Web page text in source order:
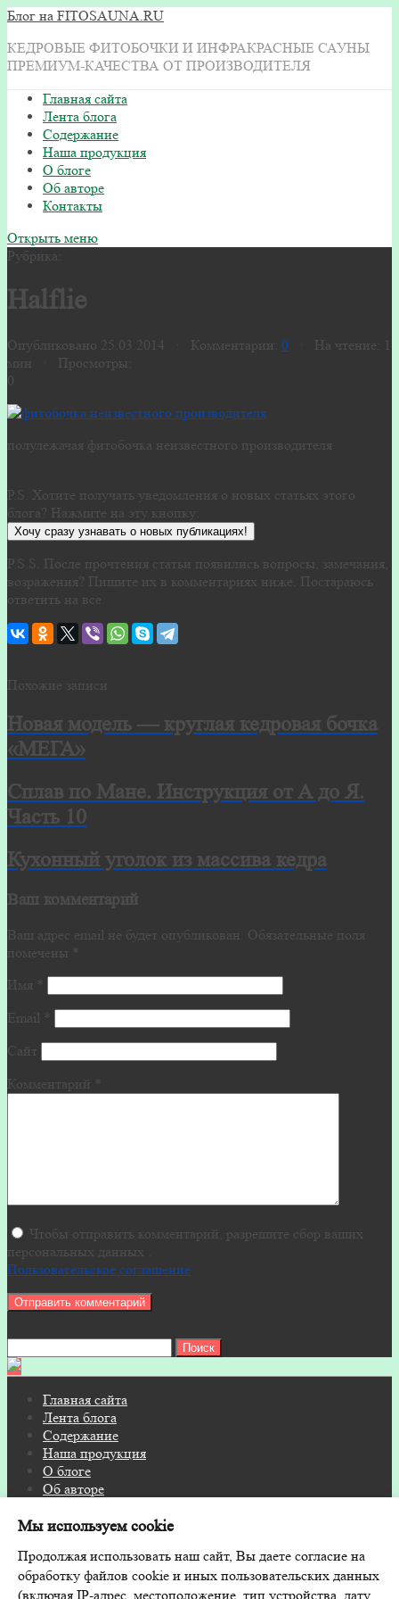
Блог на FITOSAUNA.RU
КЕДРОВЫЕ ФИТОБОЧКИ И ИНФРАКРАСНЫЕ САУНЫ
ПРЕМИУМ-КАЧЕСТВА ОТ ПРОИЗВОДИТЕЛЯ
Главная сайта
Лента блога
Содержание
Наша продукция
О блоге
Об авторе
Контакты
Открыть меню
Рубрика:
Halflie
Опубликовано 25.03.2014 · Комментарии: 0 · На чтение: 1
мин · Просмотры:
0
полулежачая фитобочка неизвестного производителя
P.S. Хотите получать уведомления о новых статьях этого
блога? Нажмите на эту кнопку:
Хочу сразу узнавать о новых публикациях!
P.S.S. После прочтения статьи появились вопросы, замечания,
возражения? Пишите их в комментариях ниже. Постараюсь
ответить на все.
Похожие записи
Новая модель — круглая кедровая бочка
«МЕГА»
Сплав по Мане. Инструкция от А до Я.
Часть 10
Кухонный уголок из массива кедра
Ваш комментарий
Ваш адрес email не будет опубликован. Обязательные поля
помечены
Имя
Email
Сайт
Комментарий
Чтобы отправить комментарий, разрешите сбор ваших
персональных данных .
Пользовательское соглашение
Главная сайта
Лента блога
Содержание
Наша продукция
О блоге
Об авторе
© 2026 Блог на FITOSAUNA.RU · Дизайн и поддержка:
GoodwinPress.ru
Мы используем cookie
Продолжая использовать наш сайт, Вы даете согласие на
обработку файлов cookie и иных пользовательских данных
(включая IP-адрес, местоположение, тип устройства, дату